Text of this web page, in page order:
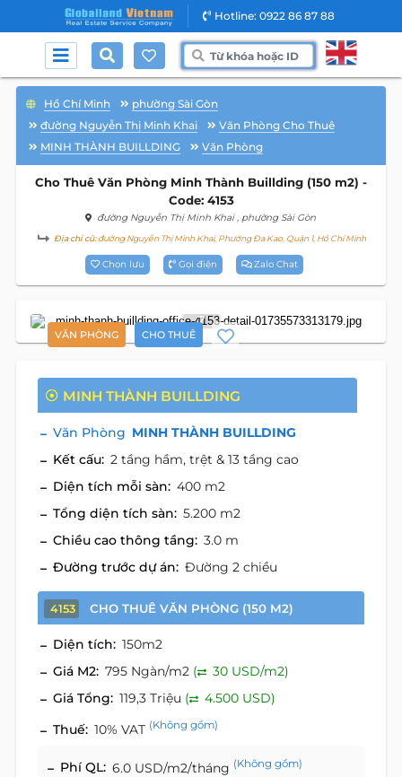
Hotline: 0922 86 87 88
Hồ Chí Minh
phường Sài Gòn
đường Nguyễn Thị Minh Khai
Văn Phòng Cho Thuê
MINH THÀNH BUILLDING
Văn Phòng
Cho Thuê Văn Phòng Minh Thành Buillding (150 m2) -
Code: 4153
đường Nguyễn Thị Minh Khai , phường Sài Gòn
Địa chỉ cũ:đường Nguyễn Thị Minh Khai, Phường Đa Kao, Quận 1, Hồ Chí Minh
Chọn lưu Gọi điện Zalo Chat
VĂN PHÒNG CHO THUÊ
7
MINH THÀNH BUILLDING
Văn Phòng MINH THÀNH BUILLDING
Kết cấu: 2 tầng hầm, trệt & 13 tầng cao
Diện tích mỗi sàn: 400 m2
Tổng diện tích sàn: 5.200 m2
Chiều cao thông tầng: 3.0 m
Đường trước dự án: Đường 2 chiều
4153 CHO THUÊ VĂN PHÒNG (150 M2)
Diện tích: 150m2
Giá M2: 795 Ngàn/m2 (
30 USD/m2)
Giá Tổng: 119,3 Triệu (
4.500 USD)
Thuế: 10% VAT (Không gồm)
Phí QL: 6.0 USD/m2/tháng (Không gồm)